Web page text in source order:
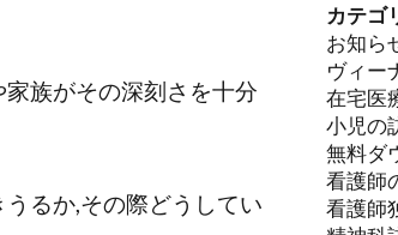
族がその深刻さを十分
るか,その際どうしてい
カテゴ
お知ら
ヴィー
在宅医
小児の
無料ダ
看護師
看護師